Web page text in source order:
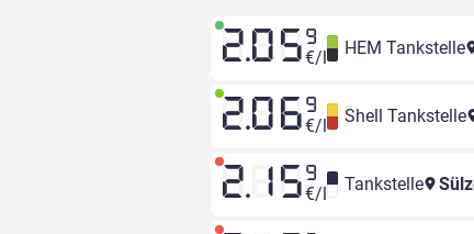
2.05 9
€/l HEM Tankstelle
2.06 9
€/l Shell Tankstelle
2.15 9
€/l Tankstelle